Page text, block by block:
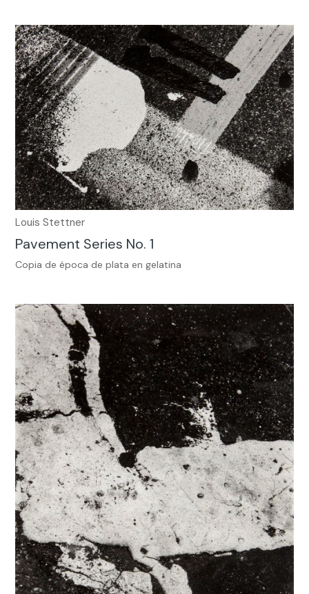
Louis Stettner
Pavement Series No. 1
Copia de época de plata en gelatina